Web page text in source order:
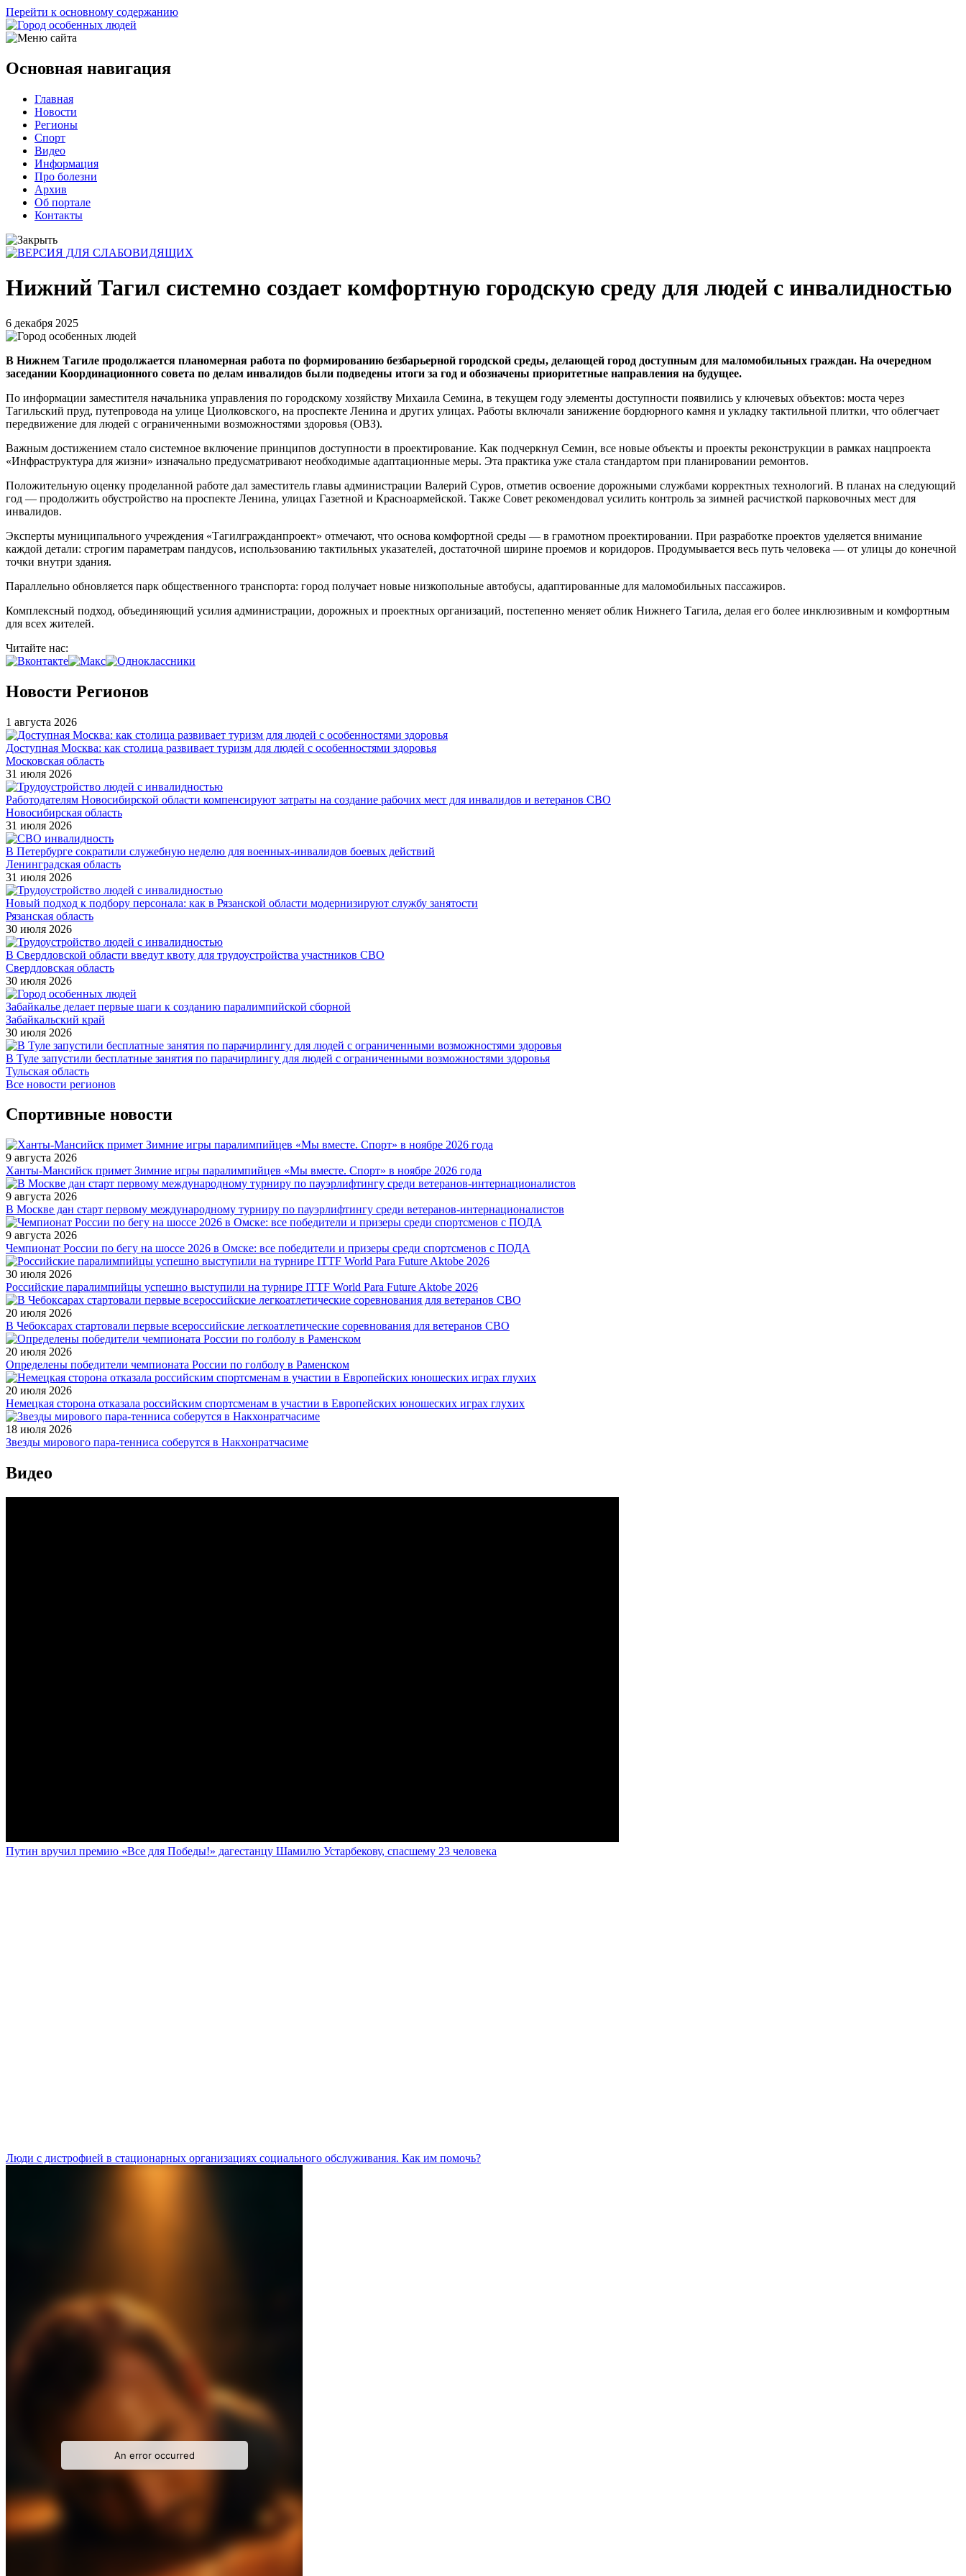
Перейти к основному содержанию
Основная навигация
Главная
Новости
Регионы
Спорт
Видео
Информация
Про болезни
Архив
Об портале
Контакты
Нижний Тагил системно создает комфортную городскую среду для людей с инвалидностью
6 декабря 2025
В Нижнем Тагиле продолжается планомерная работа по формированию безбарьерной городской среды, делающей город доступным для маломобильных граждан. На очередном
заседании Координационного совета по делам инвалидов были подведены итоги за год и обозначены приоритетные направления на будущее.
По информации заместителя начальника управления по городскому хозяйству Михаила Семина, в текущем году элементы доступности появились у ключевых объектов: моста через
Тагильский пруд, путепровода на улице Циолковского, на проспекте Ленина и других улицах. Работы включали занижение бордюрного камня и укладку тактильной плитки, что облегчает
передвижение для людей с ограниченными возможностями здоровья (ОВЗ).
Важным достижением стало системное включение принципов доступности в проектирование. Как подчеркнул Семин, все новые объекты и проекты реконструкции в рамках нацпроекта
«Инфраструктура для жизни» изначально предусматривают необходимые адаптационные меры. Эта практика уже стала стандартом при планировании ремонтов.
Положительную оценку проделанной работе дал заместитель главы администрации Валерий Суров, отметив освоение дорожными службами корректных технологий. В планах на следующий
год — продолжить обустройство на проспекте Ленина, улицах Газетной и Красноармейской. Также Совет рекомендовал усилить контроль за зимней расчисткой парковочных мест для
инвалидов.
Эксперты муниципального учреждения «Тагилгражданпроект» отмечают, что основа комфортной среды — в грамотном проектировании. При разработке проектов уделяется внимание
каждой детали: строгим параметрам пандусов, использованию тактильных указателей, достаточной ширине проемов и коридоров. Продумывается весь путь человека — от улицы до конечной
точки внутри здания.
Параллельно обновляется парк общественного транспорта: город получает новые низкопольные автобусы, адаптированные для маломобильных пассажиров.
Комплексный подход, объединяющий усилия администрации, дорожных и проектных организаций, постепенно меняет облик Нижнего Тагила, делая его более инклюзивным и комфортным
для всех жителей.
Читайте нас:
Новости Регионов
1 августа 2026
Доступная Москва: как столица развивает туризм для людей с особенностями здоровья
Московская область
31 июля 2026
Работодателям Новосибирской области компенсируют затраты на создание рабочих мест для инвалидов и ветеранов СВО
Новосибирская область
31 июля 2026
В Петербурге сократили служебную неделю для военных-инвалидов боевых действий
Ленинградская область
31 июля 2026
Новый подход к подбору персонала: как в Рязанской области модернизируют службу занятости
Рязанская область
30 июля 2026
В Свердловской области введут квоту для трудоустройства участников СВО
Свердловская область
30 июля 2026
Забайкалье делает первые шаги к созданию паралимпийской сборной
Забайкальский край
30 июля 2026
В Туле запустили бесплатные занятия по парачирлингу для людей с ограниченными возможностями здоровья
Тульская область
Все новости регионов
Спортивные новости
9 августа 2026
Ханты-Мансийск примет Зимние игры паралимпийцев «Мы вместе. Спорт» в ноябре 2026 года
9 августа 2026
В Москве дан старт первому международному турниру по пауэрлифтингу среди ветеранов-интернационалистов
9 августа 2026
Чемпионат России по бегу на шоссе 2026 в Омске: все победители и призеры среди спортсменов с ПОДА
30 июля 2026
Российские паралимпийцы успешно выступили на турнире ITTF World Para Future Aktobe 2026
20 июля 2026
В Чебоксарах стартовали первые всероссийские легкоатлетические соревнования для ветеранов СВО
20 июля 2026
Определены победители чемпионата России по голболу в Раменском
20 июля 2026
Немецкая сторона отказала российским спортсменам в участии в Европейских юношеских играх глухих
18 июля 2026
Звезды мирового пара-тенниса соберутся в Накхонратчасиме
Видео
Путин вручил премию «Все для Победы!» дагестанцу Шамилю Устарбекову, спасшему 23 человека
Люди с дистрофией в стационарных организациях социального обслуживания. Как им помочь?